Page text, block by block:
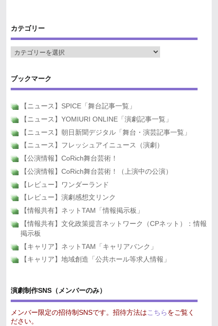
カテゴリー
ブックマーク
【ニュース】SPICE「舞台記事一覧」
【ニュース】YOMIURI ONLINE「演劇記事一覧」
【ニュース】朝日新聞デジタル「舞台・演芸記事一覧」
【ニュース】フレッシュアイニュース（演劇）
【公演情報】CoRich舞台芸術！
【公演情報】CoRich舞台芸術！（上演中の公演）
【レビュー】ワンダーランド
【レビュー】演劇感想文リンク
【情報共有】ネットTAM「情報掲示板」
【情報共有】文化政策提言ネットワーク（CPネット）：情報
掲示板
【キャリア】ネットTAM「キャリアバンク」
【キャリア】地域創造「公共ホール等求人情報」
演劇制作SNS（メンバーのみ）
メンバー限定の招待制SNSです。招待方法は こちら をご覧く
ださい。